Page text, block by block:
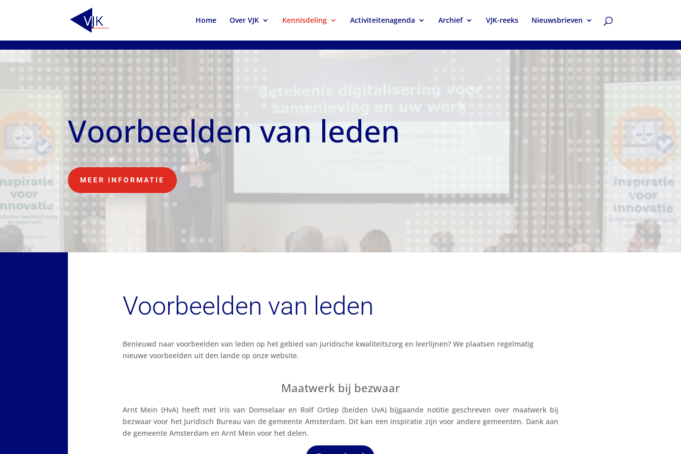
Home Over VJK Kennisdeling Activiteitenagenda Archief VJK-reeks Nieuwsbrieven
Voorbeelden van leden
MEER INFORMATIE
Voorbeelden van leden
Benieuwd naar voorbeelden van leden op het gebied van juridische kwaliteitszorg en leerlijnen? We plaatsen regelmatig
nieuwe voorbeelden uit den lande op onze website.
Maatwerk bij bezwaar
Arnt Mein (HvA) heeft met Iris van Domselaar en Rolf Ortlep (beiden UvA) bijgaande notitie geschreven over maatwerk bij
bezwaar voor het Juridisch Bureau van de gemeente Amsterdam. Dit kan een inspiratie zijn voor andere gemeenten. Dank aan
de gemeente Amsterdam en Arnt Mein voor het delen.